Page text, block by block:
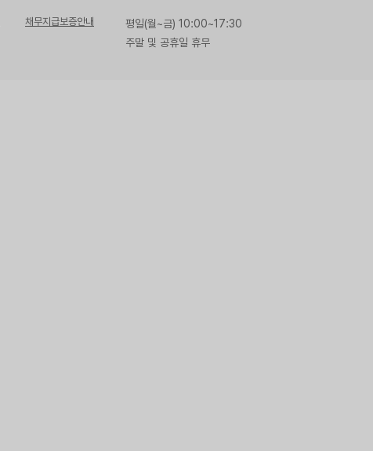
채무지급보증안내
평일(월~금) 10:00~17:30
주말 및 공휴일 휴무